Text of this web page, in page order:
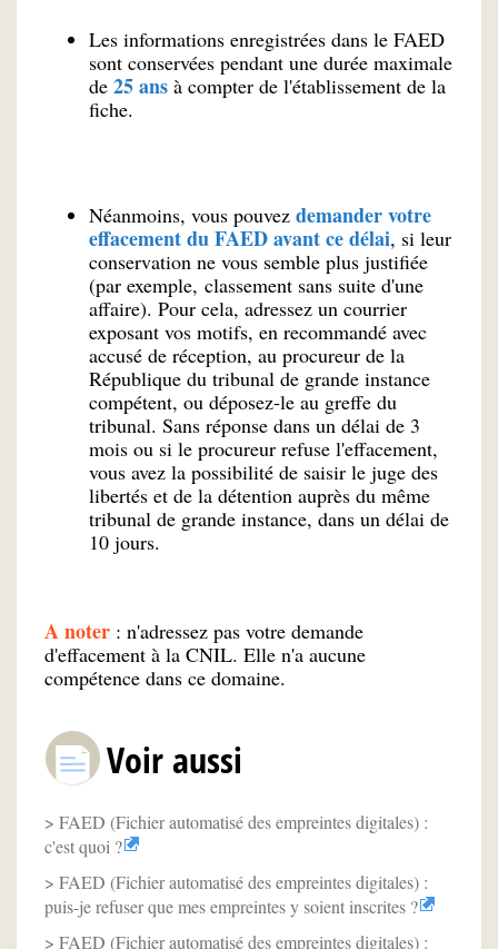
Les informations enregistrées dans le FAED
sont conservées pendant une durée maximale
de 25 ans à compter de l'établissement de la
fiche.
Néanmoins, vous pouvez demander votre
effacement du FAED avant ce délai, si leur
conservation ne vous semble plus justifiée
(par exemple, classement sans suite d'une
affaire). Pour cela, adressez un courrier
exposant vos motifs, en recommandé avec
accusé de réception, au procureur de la
République du tribunal de grande instance
compétent, ou déposez-le au greffe du
tribunal. Sans réponse dans un délai de 3
mois ou si le procureur refuse l'effacement,
vous avez la possibilité de saisir le juge des
libertés et de la détention auprès du même
tribunal de grande instance, dans un délai de
10 jours.
A noter : n'adressez pas votre demande
d'effacement à la CNIL. Elle n'a aucune
compétence dans ce domaine.
Voir aussi
FAED (Fichier automatisé des empreintes digitales) :
c'est quoi ?
FAED (Fichier automatisé des empreintes digitales) :
puis-je refuser que mes empreintes y soient inscrites ?
FAED (Fichier automatisé des empreintes digitales) :